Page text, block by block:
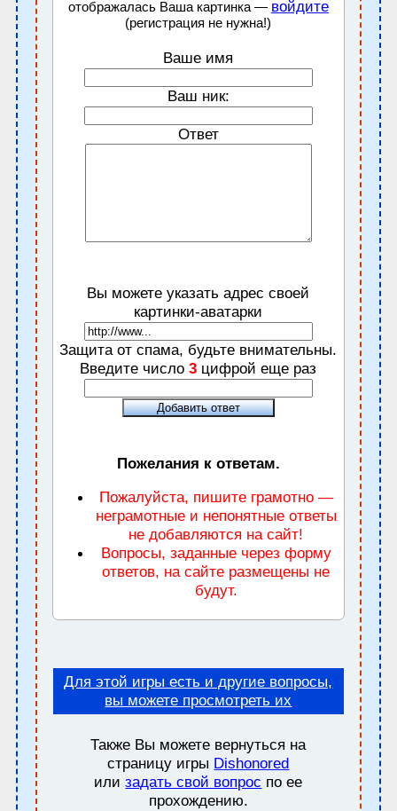
отображалась Ваша картинка — войдите
(регистрация не нужна!)
Ваше имя
Ваш ник:
Ответ
Вы можете указать адрес своей
картинки-аватарки
Защита от спама, будьте внимательны.
Введите число3 цифрой еще раз
Пожелания к ответам.
Пожалуйста, пишите грамотно —
неграмотные и непонятные ответы
не добавляются на сайт!
Вопросы, заданные через форму
ответов, на сайте размещены не
будут.
Для этой игры есть и другие вопросы,
вы можете просмотреть их
Также Вы можете вернуться на
страницу игры Dishonored
илизадать свой вопрос по ее
прохождению.